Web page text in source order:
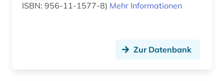
ISBN: 956-11-1577-8) Mehr Informationen
Zur Datenbank